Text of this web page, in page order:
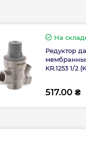
Глубина, мм
Ширина, мм
Гарантия
На
Редуктор
KR.1253 1/2
517.00 ₴